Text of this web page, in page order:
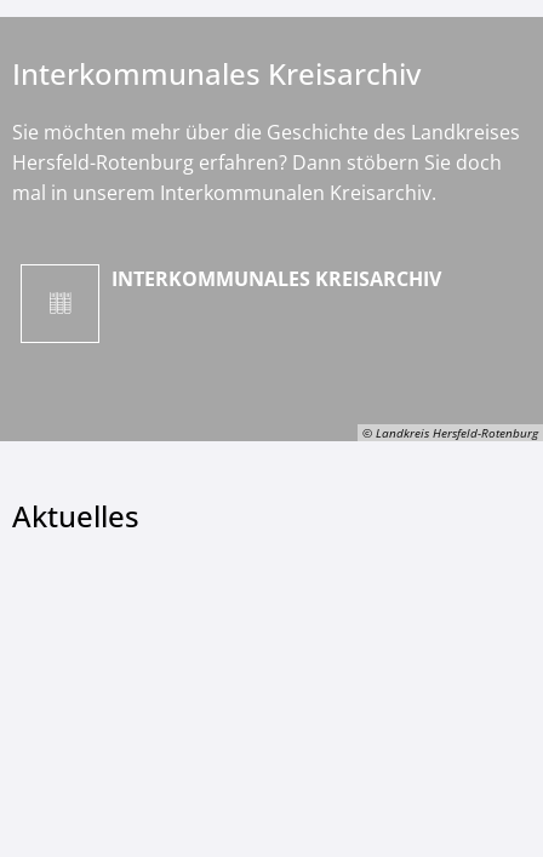
© Landkreis Hersfeld-Rotenburg
Interkommunales Kreisarchiv
Sie möchten mehr über die Geschichte des Landkreises
Hersfeld-Rotenburg erfahren? Dann stöbern Sie doch
mal in unserem Interkommunalen Kreisarchiv.
INTERKOMMUNALES KREISARCHIV
Aktuelles